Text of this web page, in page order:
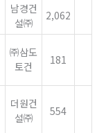
남경건
설㈜
2,062
㈜삼도
토건
181
더원건
설㈜
554